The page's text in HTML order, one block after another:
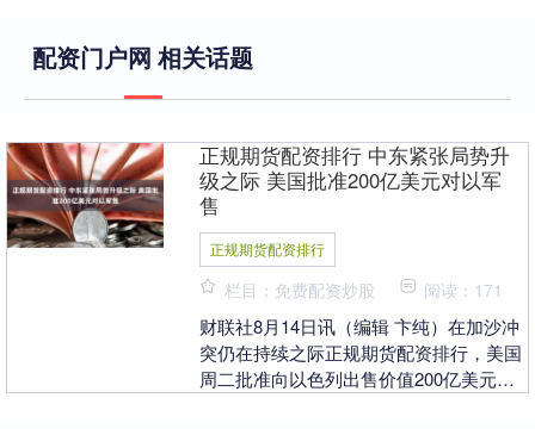
配资门户网 相关话题
正规期货配资排行 中东紧张局势升
级之际 美国批准200亿美元对以军
售
正规期货配资排行
栏目：免费配资炒股 阅读：171
财联社8月14日讯（编辑 卞纯）在加沙冲
突仍在持续之际正规期货配资排行，美国
周二批准向以色列出售价值200亿美元的